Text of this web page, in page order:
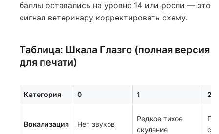
баллы оставались на уровне 14 или росли — это
сигнал ветеринару корректировать схему.
Таблица: Шкала Глазго (полная версия
для печати)
Категория 0 1 2
Вокализация Нет звуков
Редкое тихое
скуление